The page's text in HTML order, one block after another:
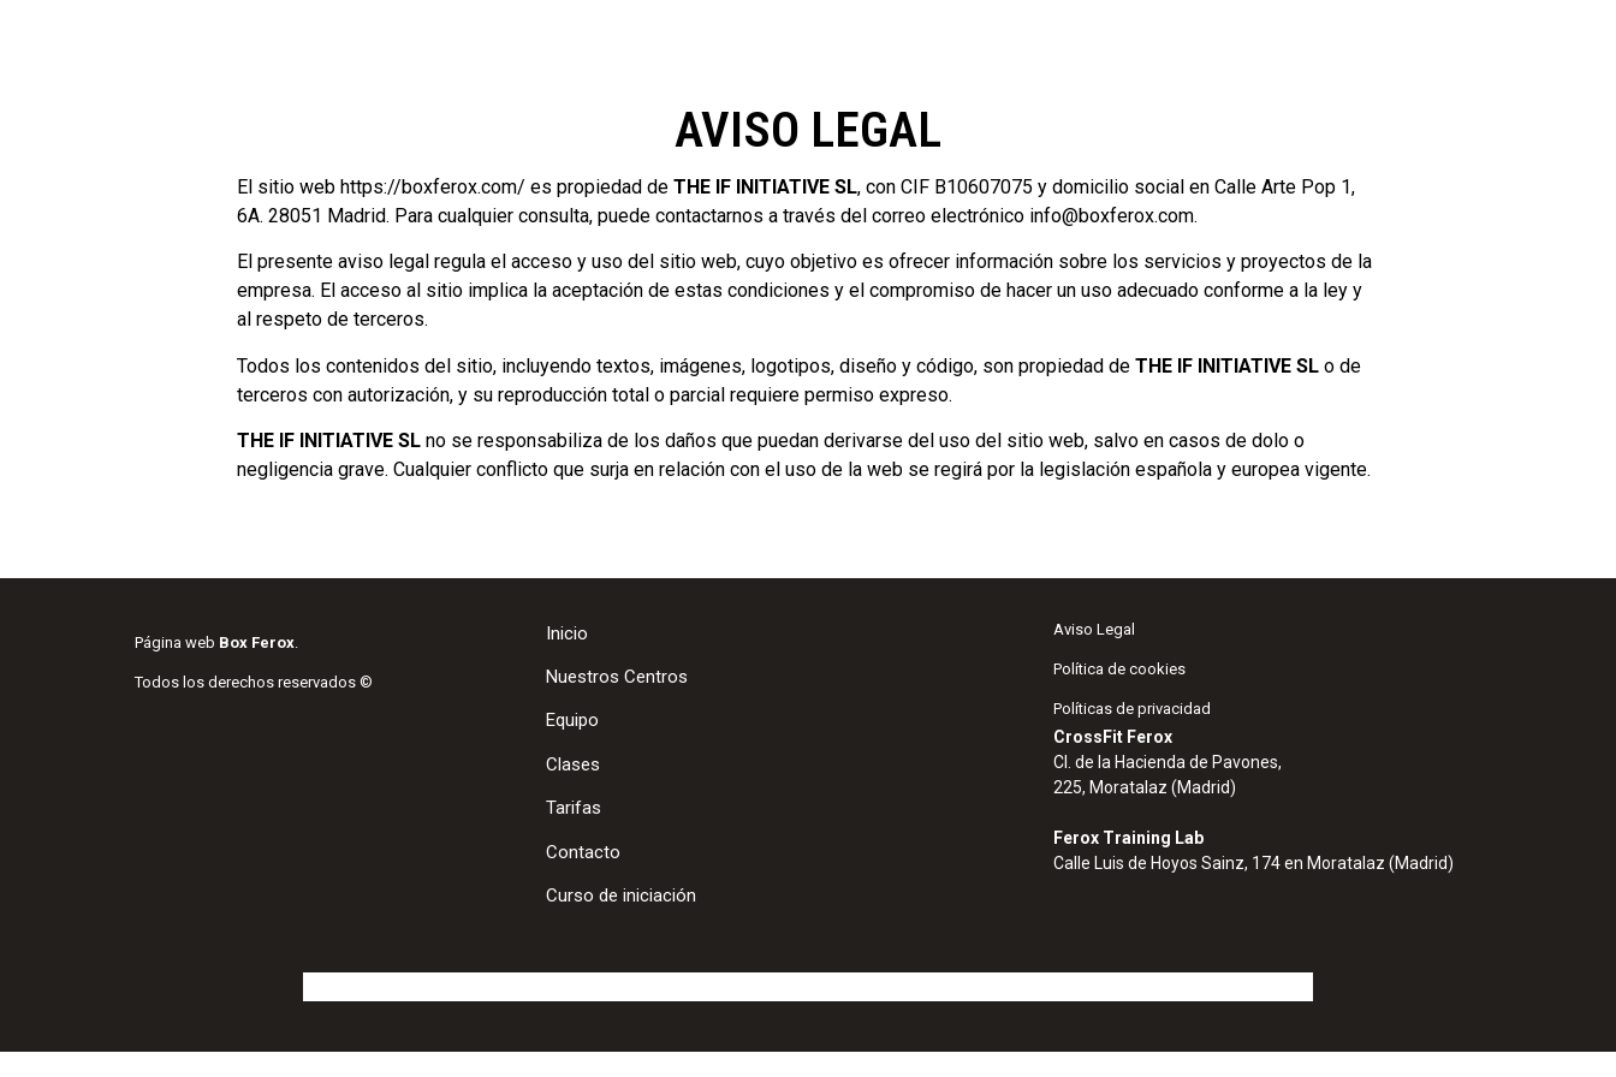
AVISO LEGAL
El sitio web https://boxferox.com/ es propiedad de THE IF INITIATIVE SL, con CIF B10607075 y domicilio social en Calle Arte Pop 1,
6A. 28051 Madrid. Para cualquier consulta, puede contactarnos a través del correo electrónico info@boxferox.com.
El presente aviso legal regula el acceso y uso del sitio web, cuyo objetivo es ofrecer información sobre los servicios y proyectos de la
empresa. El acceso al sitio implica la aceptación de estas condiciones y el compromiso de hacer un uso adecuado conforme a la ley y
al respeto de terceros.
Todos los contenidos del sitio, incluyendo textos, imágenes, logotipos, diseño y código, son propiedad de THE IF INITIATIVE SL o de
terceros con autorización, y su reproducción total o parcial requiere permiso expreso.
THE IF INITIATIVE SL no se responsabiliza de los daños que puedan derivarse del uso del sitio web, salvo en casos de dolo o
negligencia grave. Cualquier conflicto que surja en relación con el uso de la web se regirá por la legislación española y europea vigente.
Página web Box Ferox
Todos los derechos reservados ©
Inicio
Nuestros Centros
Equipo
Clases
Tarifas
Contacto
Curso de iniciación
Aviso Legal
Política de cookies
Políticas de privacidad
CrossFit Ferox
Cl. de la Hacienda de Pavones,
225, Moratalaz (Madrid)
Ferox Training Lab
Calle Luis de Hoyos Sainz, 174 en Moratalaz (Madrid)